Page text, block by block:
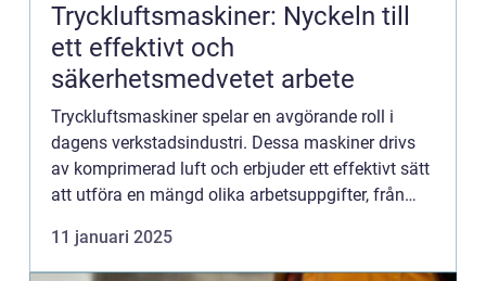
Tryckluftsmaskiner: Nyckeln till
ett effektivt och
säkerhetsmedvetet arbete
Tryckluftsmaskiner spelar en avgörande roll i
dagens verkstadsindustri. Dessa maskiner drivs
av komprimerad luft och erbjuder ett effektivt sätt
att utföra en mängd olika arbetsuppgifter, från
11 januari 2025